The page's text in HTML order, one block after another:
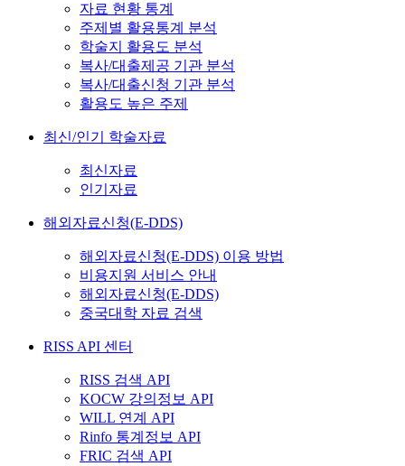
자료 현황 통계
주제별 활용통계 분석
학술지 활용도 분석
복사/대출제공 기관 분석
복사/대출신청 기관 분석
활용도 높은 주제
최신/인기 학술자료
최신자료
인기자료
해외자료신청(E-DDS)
해외자료신청(E-DDS) 이용 방법
비용지원 서비스 안내
해외자료신청(E-DDS)
중국대학 자료 검색
RISS API 센터
RISS 검색 API
KOCW 강의정보 API
WILL 연계 API
Rinfo 통계정보 API
FRIC 검색 API